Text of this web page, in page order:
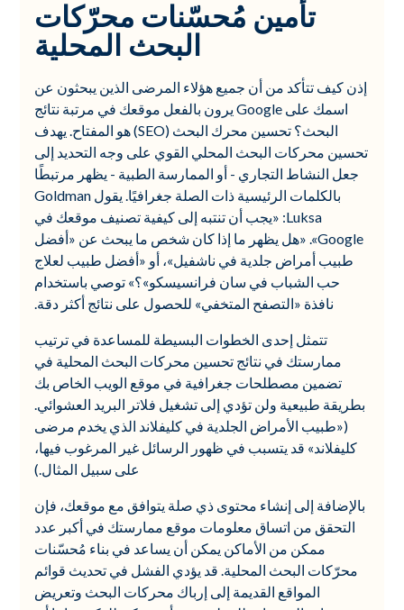
تأمين مُحسّنات محرّكات
البحث المحلية
إذن كيف تتأكد من أن جميع هؤلاء المرضى الذين يبحثون عن
اسمك على Google يرون بالفعل موقعك في مرتبة نتائج
البحث؟ تحسين محرك البحث (SEO) هو المفتاح. يهدف
تحسين محركات البحث المحلي القوي على وجه التحديد إلى
جعل النشاط التجاري - أو الممارسة الطبية - يظهر مرتبطًا
بالكلمات الرئيسية ذات الصلة جغرافيًا. يقول Goldman
Luksa: «يجب أن تنتبه إلى كيفية تصنيف موقعك في
Google». «هل يظهر ما إذا كان شخص ما يبحث عن «أفضل
طبيب أمراض جلدية في ناشفيل»، أو «أفضل طبيب لعلاج
حب الشباب في سان فرانسيسكو»؟» توصي باستخدام
نافذة «التصفح المتخفي» للحصول على نتائج أكثر دقة.
تتمثل إحدى الخطوات البسيطة للمساعدة في ترتيب
ممارستك في نتائج تحسين محركات البحث المحلية في
تضمين مصطلحات جغرافية في موقع الويب الخاص بك
بطريقة طبيعية ولن تؤدي إلى تشغيل فلاتر البريد العشوائي.
(«طبيب الأمراض الجلدية في كليفلاند الذي يخدم مرضى
كليفلاند» قد يتسبب في ظهور الرسائل غير المرغوب فيها،
على سبيل المثال.)
بالإضافة إلى إنشاء محتوى ذي صلة يتوافق مع موقعك، فإن
التحقق من اتساق معلومات موقع ممارستك في أكبر عدد
ممكن من الأماكن يمكن أن يساعد في بناء مُحسّنات
محرّكات البحث المحلية. قد يؤدي الفشل في تحديث قوائم
المواقع القديمة إلى إرباك محركات البحث وتعريض